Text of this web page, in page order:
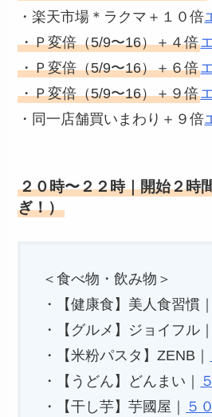
・楽天市場＊ラクマ＋１０倍
・Ｐ変倍（5/9〜16）＋４倍
・Ｐ変倍（5/9〜16）＋６倍
・Ｐ変倍（5/9〜16）＋９倍
・同一店舗買いまわり＋９倍
２０時〜２２時｜開始２時
ぎ！）
＜食べ物・飲み物＞
・【健康食】美人食習慣｜
・【グルメ】ジョイフル｜
・【米粉パスタ】ZENB｜
・【うどん】どんまい｜
・【干し芋】芋國屋｜ ５